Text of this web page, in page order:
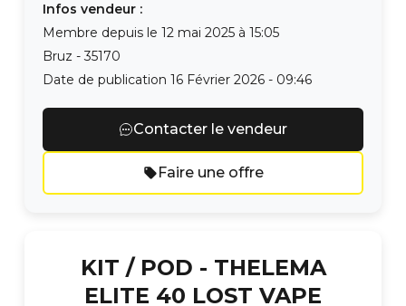
Infos vendeur :
Membre depuis le 12 mai 2025 à 15:05
Bruz -35170
Date de publication 16 Février 2026 - 09:46
Contacter le vendeur
Faire une offre
KIT / POD - THELEMA
ELITE 40 LOST VAPE